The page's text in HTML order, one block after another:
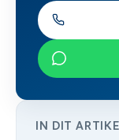
IN DIT